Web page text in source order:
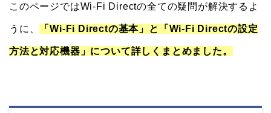
このページではWi-Fi Directの全ての疑問が解決するよ
うに、 「Wi-Fi Directの基本」と「Wi-Fi Directの設定
方法と対応機器」について詳しくまとめました。